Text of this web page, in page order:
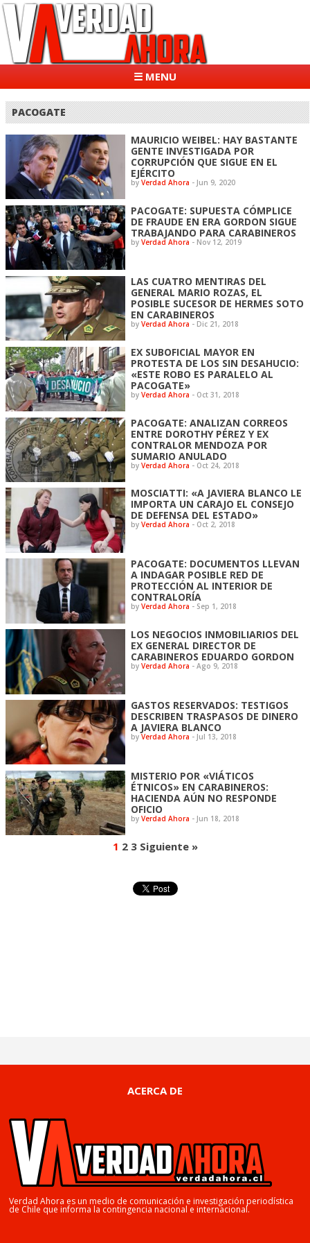
☰ MENU
PACOGATE
MAURICIO WEIBEL: HAY BASTANTE
GENTE INVESTIGADA POR
CORRUPCIÓN QUE SIGUE EN EL
EJÉRCITO
byVerdad Ahora - Jun 9, 2020
PACOGATE: SUPUESTA CÓMPLICE
DE FRAUDE EN ERA GORDON SIGUE
TRABAJANDO PARA CARABINEROS
byVerdad Ahora - Nov 12, 2019
LAS CUATRO MENTIRAS DEL
GENERAL MARIO ROZAS, EL
POSIBLE SUCESOR DE HERMES SOTO
EN CARABINEROS
byVerdad Ahora - Dic 21, 2018
EX SUBOFICIAL MAYOR EN
PROTESTA DE LOS SIN DESAHUCIO:
«ESTE ROBO ES PARALELO AL
PACOGATE»
byVerdad Ahora - Oct 31, 2018
PACOGATE: ANALIZAN CORREOS
ENTRE DOROTHY PÉREZ Y EX
CONTRALOR MENDOZA POR
SUMARIO ANULADO
byVerdad Ahora - Oct 24, 2018
MOSCIATTI: «A JAVIERA BLANCO LE
IMPORTA UN CARAJO EL CONSEJO
DE DEFENSA DEL ESTADO»
byVerdad Ahora - Oct 2, 2018
PACOGATE: DOCUMENTOS LLEVAN
A INDAGAR POSIBLE RED DE
PROTECCIÓN AL INTERIOR DE
CONTRALORÍA
byVerdad Ahora - Sep 1, 2018
LOS NEGOCIOS INMOBILIARIOS DEL
EX GENERAL DIRECTOR DE
CARABINEROS EDUARDO GORDON
byVerdad Ahora - Ago 9, 2018
GASTOS RESERVADOS: TESTIGOS
DESCRIBEN TRASPASOS DE DINERO
A JAVIERA BLANCO
byVerdad Ahora - Jul 13, 2018
MISTERIO POR «VIÁTICOS
ÉTNICOS» EN CARABINEROS:
HACIENDA AÚN NO RESPONDE
OFICIO
byVerdad Ahora - Jun 18, 2018
1 2 3 Siguiente »
ACERCA DE
Verdad Ahora es un medio de comunicación e investigación periodística
de Chile que informa la contingencia nacional e internacional.